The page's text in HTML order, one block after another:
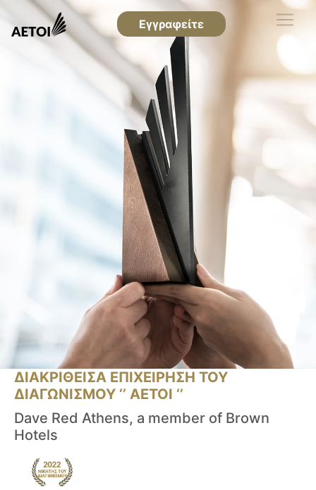
Εγγραφείτε
ΔΙΑΚΡΙΘΕΙΣΑ ΕΠΙΧΕΙΡΗΣΗ ΤΟΥ
ΔΙΑΓΩΝΙΣΜΟΥ ‘’ ΑΕΤΟΙ ‘’
Dave Red Athens, a member of Brown
Hotels